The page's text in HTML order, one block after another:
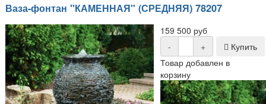
Ваза-фонтан "КАМЕННАЯ" (СРЕДНЯЯ) 78207
159 500 руб
-
+
Купить
Товар добавлен в
корзину